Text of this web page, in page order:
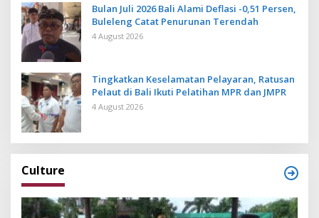
Bulan Juli 2026 Bali Alami Deflasi -0,51 Persen,
Buleleng Catat Penurunan Terendah
4 August 2026
Tingkatkan Keselamatan Pelayaran, Ratusan
Pelaut di Bali Ikuti Pelatihan MPR dan JMPR
4 August 2026
Culture